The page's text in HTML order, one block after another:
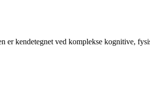
kendetegnet ved komplekse kognitive,